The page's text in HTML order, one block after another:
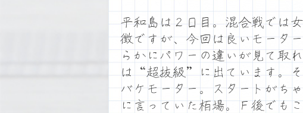
平和島は２日目。混合戦では
徴ですが、今回は良いモータ
らかにパワーの違いが見て取
は“超抜級”に出ています。
バケモーター。スタートがち
に言っていた栢場。Ｆ後でも